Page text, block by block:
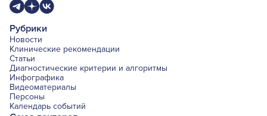
Рубрики
Новости
Клинические рекомендации
Статьи
Диагностические критерии и алгоритмы
Инфографика
Видеоматериалы
Персоны
Календарь событий